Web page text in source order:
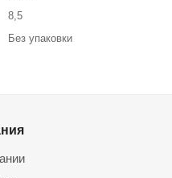
8,5
Без упаковки